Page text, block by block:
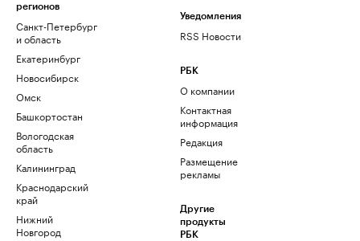
регионов
Санкт-Петербург
и область
Екатеринбург
Новосибирск
Омск
Башкортостан
Вологодская
область
Калининград
Краснодарский
край
Нижний
Новгород
Уведомления
RSS Новости
РБК
О компании
Контактная
информация
Редакция
Размещение
рекламы
Другие
продукты
РБК